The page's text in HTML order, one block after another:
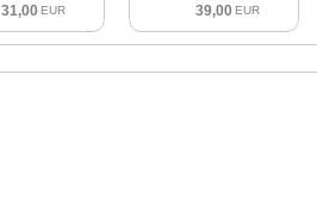
31,00 EUR
39,00 EUR